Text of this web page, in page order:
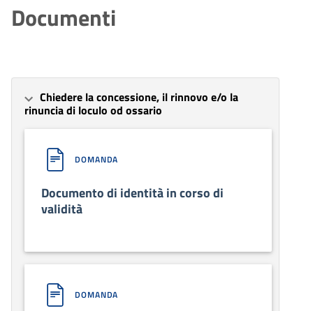
Documenti
Chiedere la concessione, il rinnovo e/o la
rinuncia di loculo od ossario
DOMANDA
Documento di identità in corso di
validità
DOMANDA